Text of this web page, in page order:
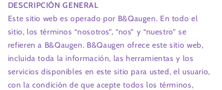
DESCRIPCIÓN GENERAL
Este sitio web es operado por B&Qaugen. En todo el
sitio, los términos “nosotros”, “nos” y “nuestro” se
refieren a B&Qaugen. B&Qaugen ofrece este sitio web,
incluida toda la información, las herramientas y los
servicios disponibles en este sitio para usted, el usuario,
con la condición de que acepte todos los términos,